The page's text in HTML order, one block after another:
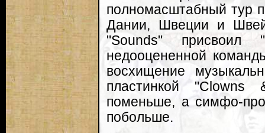
полномасштабный тур
Дании, Швеции и
"Sounds" присвоил
недооцененной
восхищение
пластинкой
поменьше, а симфо-
побольше.